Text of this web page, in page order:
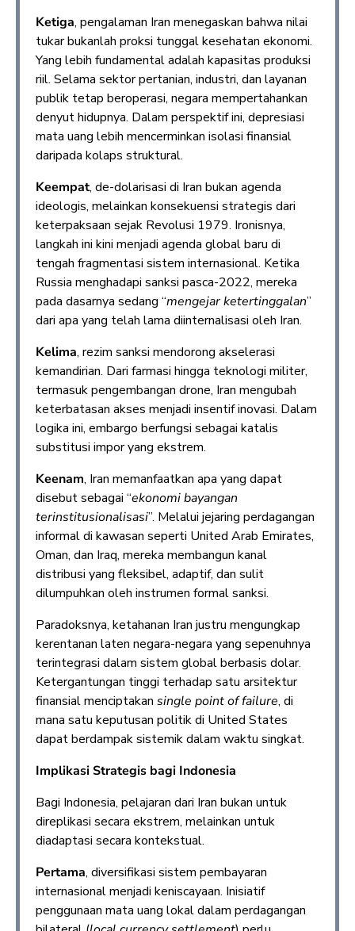
Ketiga, pengalaman Iran menegaskan bahwa nilai
tukar bukanlah proksi tunggal kesehatan ekonomi.
Yang lebih fundamental adalah kapasitas produksi
riil. Selama sektor pertanian, industri, dan layanan
publik tetap beroperasi, negara mempertahankan
denyut hidupnya. Dalam perspektif ini, depresiasi
mata uang lebih mencerminkan isolasi finansial
daripada kolaps struktural.
Keempat, de-dolarisasi di Iran bukan agenda
ideologis, melainkan konsekuensi strategis dari
keterpaksaan sejak Revolusi 1979. Ironisnya,
langkah ini kini menjadi agenda global baru di
tengah fragmentasi sistem internasional. Ketika
Russia menghadapi sanksi pasca-2022, mereka
pada dasarnya sedang “mengejar ketertinggalan”
dari apa yang telah lama diinternalisasi oleh Iran.
Kelima, rezim sanksi mendorong akselerasi
kemandirian. Dari farmasi hingga teknologi militer,
termasuk pengembangan drone, Iran mengubah
keterbatasan akses menjadi insentif inovasi. Dalam
logika ini, embargo berfungsi sebagai katalis
substitusi impor yang ekstrem.
Keenam, Iran memanfaatkan apa yang dapat
disebut sebagai “ekonomi bayangan
terinstitusionalisasi”. Melalui jejaring perdagangan
informal di kawasan seperti United Arab Emirates,
Oman, dan Iraq, mereka membangun kanal
distribusi yang fleksibel, adaptif, dan sulit
dilumpuhkan oleh instrumen formal sanksi.
Paradoksnya, ketahanan Iran justru mengungkap
kerentanan laten negara-negara yang sepenuhnya
terintegrasi dalam sistem global berbasis dolar.
Ketergantungan tinggi terhadap satu arsitektur
finansial menciptakan single point of failure, di
mana satu keputusan politik di United States
dapat berdampak sistemik dalam waktu singkat.
Implikasi Strategis bagi Indonesia
Bagi Indonesia, pelajaran dari Iran bukan untuk
direplikasi secara ekstrem, melainkan untuk
diadaptasi secara kontekstual.
Pertama, diversifikasi sistem pembayaran
internasional menjadi keniscayaan. Inisiatif
penggunaan mata uang lokal dalam perdagangan